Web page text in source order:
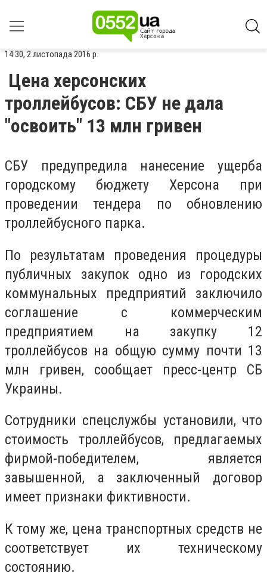
14:30, 2 листопада 2016 р.
Цена херсонских
троллейбусов: СБУ не дала
"освоить" 13 млн гривен
СБУ предупредила нанесение ущерба
городскому бюджету Херсона при
проведении тендера по обновлению
троллейбусного парка.
По результатам проведения процедуры
публичных закупок одно из городских
коммунальных предприятий заключило
соглашение с коммерческим
предприятием на закупку 12
троллейбусов на общую сумму почти 13
млн гривен, сообщает пресс-центр СБ
Украины.
Сотрудники спецслужбы установили, что
стоимость троллейбусов, предлагаемых
фирмой-победителем, является
завышенной, а заключенный договор
имеет признаки фиктивности.
К тому же, цена транспортных средств не
соответствует их техническому
состоянию.